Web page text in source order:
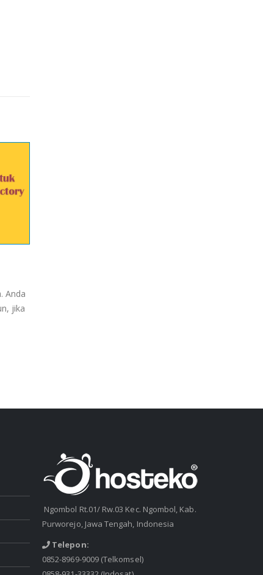
Anda
jika
Ngombol Rt.01/ Rw.03 Kec. Ngombol, Kab.
Purworejo, Jawa Tengah, Indonesia
Telepon:
0852-8969-9009(Telkomsel)